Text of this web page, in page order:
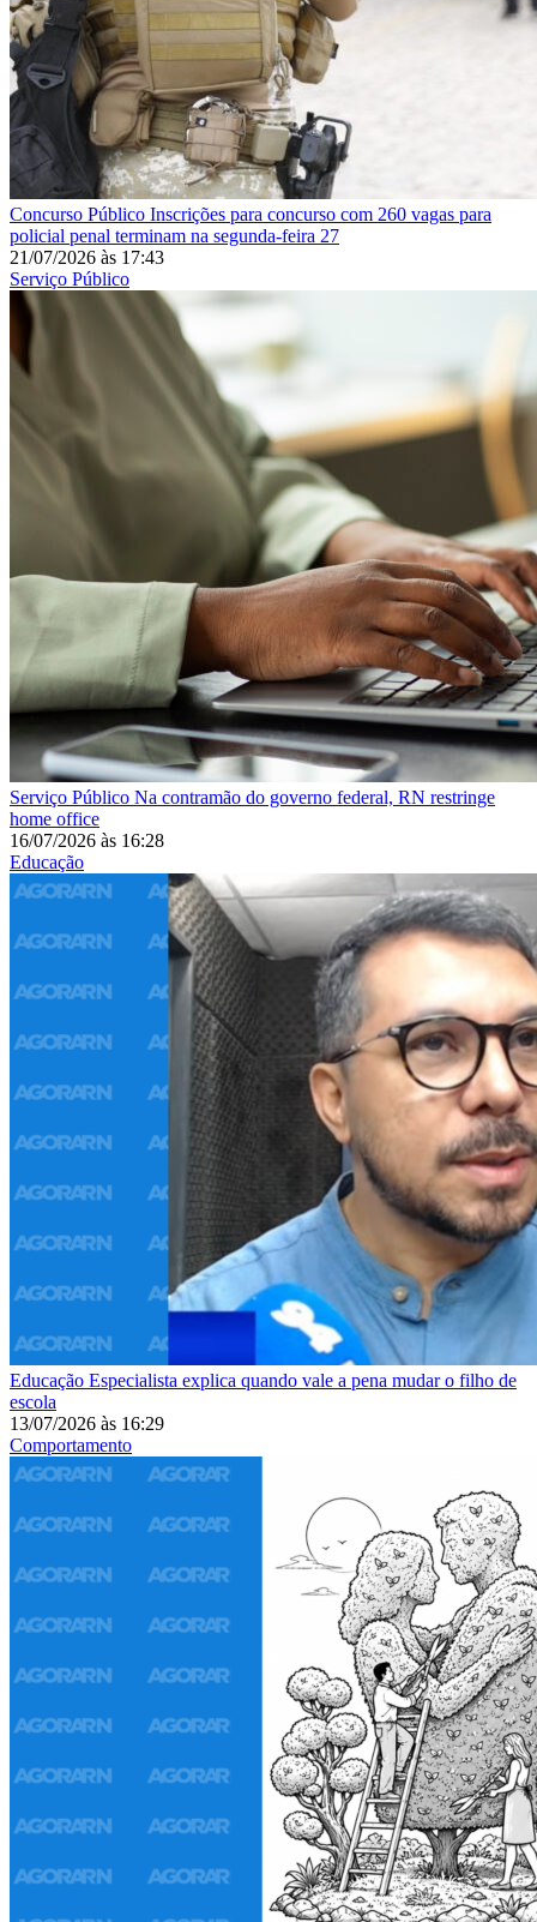
Concurso Público Inscrições para concurso com 260 vagas para
policial penal terminam na segunda-feira 27
21/07/2026 às 17:43
Serviço Público
Serviço Público Na contramão do governo federal, RN restringe
home office
16/07/2026 às 16:28
Educação
Educação Especialista explica quando vale a pena mudar o filho de
escola
13/07/2026 às 16:29
Comportamento